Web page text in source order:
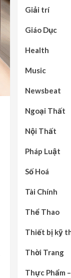
Giải trí
Giáo Dục
Health
Music
Newsbeat
Ngoại Thất
Nội Thất
Pháp Luật
Số Hoá
Tài Chính
Thể Thao
Thiết bị kỹ
Thời Trang
Thực Phẩm